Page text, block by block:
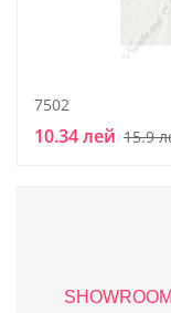
7502
10.34 лей 15.9